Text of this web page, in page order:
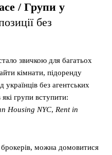
/ Групи у
без
звичкою для багатьох
кімнати, підоренду
українців без агентських
групи вступити:
Housing NYC, Rent in
можна домовитися